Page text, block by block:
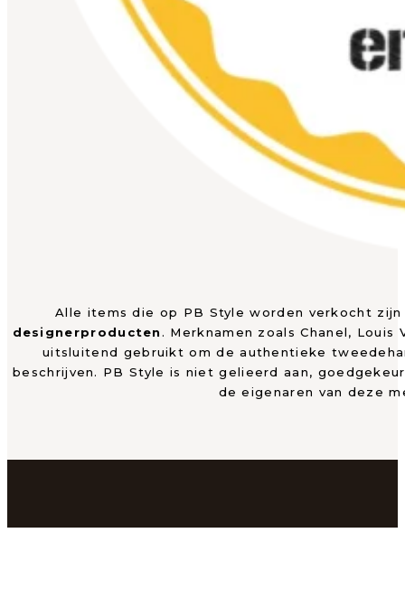
Alle items die op PB Style worden verkocht
designerproducten . Merknamen zoals Chanel,
uitsluitend gebruikt om de authentieke
beschrijven. PB Style is niet gelieerd aan,
de eigenaren van deze